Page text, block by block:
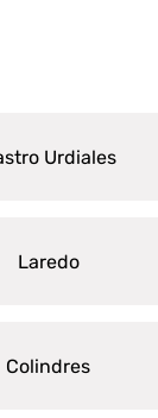
Urdiales
Laredo
Colindres